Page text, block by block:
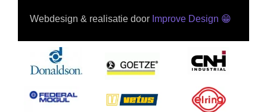
Webdesign & realisatie door Improve Design 😁